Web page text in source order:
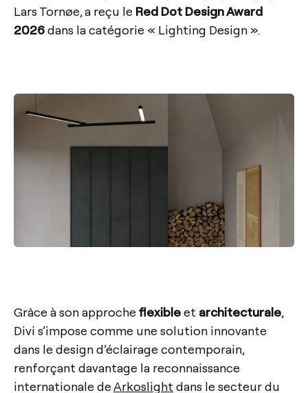
Lars Tornøe, a reçu le Red Dot Design Award
2026dans la catégorie « Lighting Design ».
Grâce à son approcheflexibleet architecturale,
Divi s’impose comme une solution innovante
dans le design d’éclairage contemporain,
renforçant davantage la reconnaissance
internationale deArkoslight dans le secteur du